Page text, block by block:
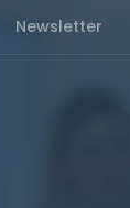
Newsletter